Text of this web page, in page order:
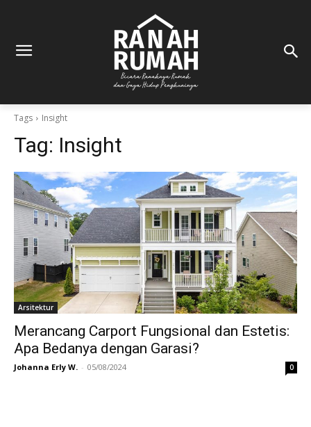
Tags Insight
Tag: Insight
Arsitektur
Merancang Carport Fungsional dan Estetis:
Apa Bedanya dengan Garasi?
Johanna Erly W. - 05/08/2024 0